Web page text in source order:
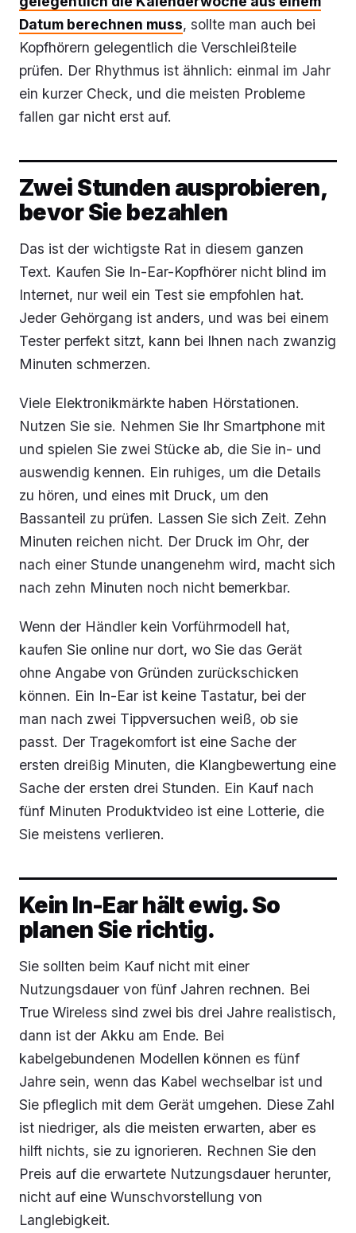
Datum berechnen muss, sollte man auch bei
Kopfhörern gelegentlich die Verschleißteile
prüfen. Der Rhythmus ist ähnlich: einmal im Jahr
ein kurzer Check, und die meisten Probleme
fallen gar nicht erst auf.
Zwei Stunden ausprobieren,
bevor Sie bezahlen
Das ist der wichtigste Rat in diesem ganzen
Text. Kaufen Sie In-Ear-Kopfhörer nicht blind im
Internet, nur weil ein Test sie empfohlen hat.
Jeder Gehörgang ist anders, und was bei einem
Tester perfekt sitzt, kann bei Ihnen nach zwanzig
Minuten schmerzen.
Viele Elektronikmärkte haben Hörstationen.
Nutzen Sie sie. Nehmen Sie Ihr Smartphone mit
und spielen Sie zwei Stücke ab, die Sie in- und
auswendig kennen. Ein ruhiges, um die Details
zu hören, und eines mit Druck, um den
Bassanteil zu prüfen. Lassen Sie sich Zeit. Zehn
Minuten reichen nicht. Der Druck im Ohr, der
nach einer Stunde unangenehm wird, macht sich
nach zehn Minuten noch nicht bemerkbar.
Wenn der Händler kein Vorführmodell hat,
kaufen Sie online nur dort, wo Sie das Gerät
ohne Angabe von Gründen zurückschicken
können. Ein In-Ear ist keine Tastatur, bei der
man nach zwei Tippversuchen weiß, ob sie
passt. Der Tragekomfort ist eine Sache der
ersten dreißig Minuten, die Klangbewertung eine
Sache der ersten drei Stunden. Ein Kauf nach
fünf Minuten Produktvideo ist eine Lotterie, die
Sie meistens verlieren.
Kein In-Ear hält ewig. So
planen Sie richtig.
Sie sollten beim Kauf nicht mit einer
Nutzungsdauer von fünf Jahren rechnen. Bei
True Wireless sind zwei bis drei Jahre realistisch,
dann ist der Akku am Ende. Bei
kabelgebundenen Modellen können es fünf
Jahre sein, wenn das Kabel wechselbar ist und
Sie pfleglich mit dem Gerät umgehen. Diese Zahl
ist niedriger, als die meisten erwarten, aber es
hilft nichts, sie zu ignorieren. Rechnen Sie den
Preis auf die erwartete Nutzungsdauer herunter,
nicht auf eine Wunschvorstellung von
Langlebigkeit.